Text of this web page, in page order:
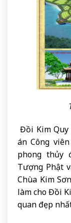
Đồi Kim
án Công
phong thủy
Tượng Phật
Chùa Kim
làm cho Đồi
quan đẹp